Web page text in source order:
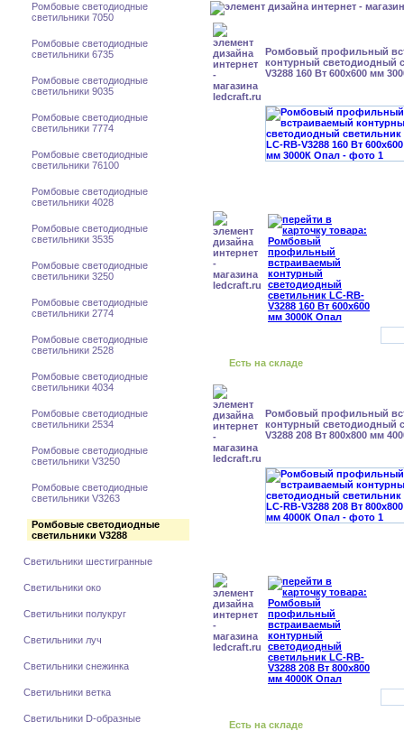
Ромбовые светодиодные
светильники 7050
Ромбовые светодиодные
светильники 6735
Ромбовые светодиодные
светильники 9035
Ромбовые светодиодные
светильники 7774
Ромбовые светодиодные
светильники 76100
Ромбовые светодиодные
светильники 4028
Ромбовые светодиодные
светильники 3535
Ромбовые светодиодные
светильники 3250
Ромбовые светодиодные
светильники 2774
Ромбовые светодиодные
светильники 2528
Ромбовые светодиодные
светильники 4034
Ромбовые светодиодные
светильники 2534
Ромбовые светодиодные
светильники V3250
Ромбовые светодиодные
светильники V3263
Ромбовые светодиодные
светильники V3288
Светильники шестигранные
Светильники око
Светильники полукруг
Светильники луч
Светильники снежинка
Светильники ветка
Светильники D-образные
Ромбовый профильный
контурный светодиодный
V3288 160 Вт 600x600 мм
Есть на складе
Ромбовый профильный
контурный светодиодный
V3288 208 Вт 800x800 мм
Есть на складе